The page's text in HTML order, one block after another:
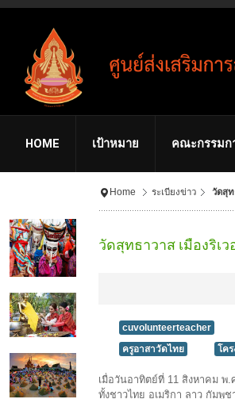
HOME เป้าหมาย คณะกรรมก
Home ระเบียงข่าว วัดสุ
วัดสุทธาวาส เมืองริ
cuvolunteerteacher
ครูอาสาวัดไทย
โค
เมื่อวันอาทิตย์ที่ 11 สิงหาคม พ
ทั้งชาวไทย อเมริกา ลาว กัมพู